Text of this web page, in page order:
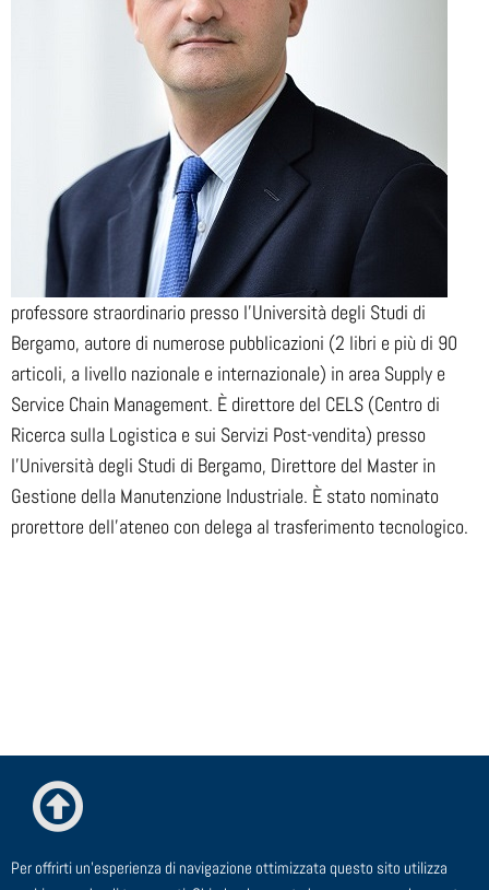
professore straordinario presso l’Università degli Studi di
Bergamo, autore di numerose pubblicazioni (2 libri e più di 90
articoli, a livello nazionale e internazionale) in area Supply e
Service Chain Management. È direttore del CELS (Centro di
Ricerca sulla Logistica e sui Servizi Post-vendita) presso
l’Università degli Studi di Bergamo, Direttore del Master in
Gestione della Manutenzione Industriale. È stato nominato
prorettore dell’ateneo con delega al trasferimento tecnologico.
Per offrirti un'esperienza di navigazione ottimizzata questo sito utilizza